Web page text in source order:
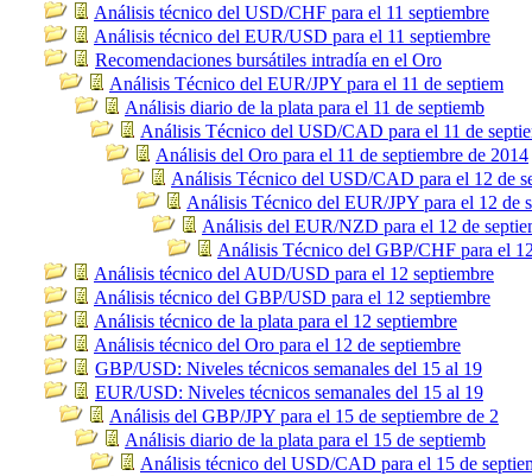
Análisis técnico del USD/CHF para el 11 septiembre
Análisis técnico del EUR/USD para el 11 septiembre
Recomendaciones bursátiles intradía en el Oro
Análisis Técnico del EUR/JPY para el 11 de septiem
Análisis diario de la plata para el 11 de septiemb
Análisis Técnico del USD/CAD para el 11 de
Análisis del Oro para el 11 de septiembre de 2014
Análisis Técnico del USD/CAD para el 12 de
Análisis Técnico del EUR/JPY para el 12 de
Análisis del EUR/NZD para el 12 de
Análisis Técnico del GBP/CHF para el
Análisis técnico del AUD/USD para el 12 septiembre
Análisis técnico del GBP/USD para el 12 septiembre
Análisis técnico de la plata para el 12 septiembre
Análisis técnico del Oro para el 12 de septiembre
GBP/USD: Niveles técnicos semanales del 15 al 19
EUR/USD: Niveles técnicos semanales del 15 al 19
Análisis del GBP/JPY para el 15 de septiembre de 2
Análisis diario de la plata para el 15 de septiemb
Análisis técnico del USD/CAD para el 15 de